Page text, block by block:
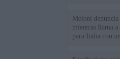
Meloni
mientras llama
para Italia con